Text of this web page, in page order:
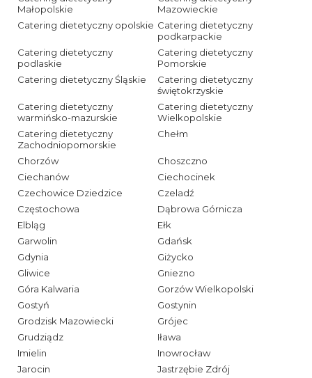
Małopolskie
Mazowieckie
Catering dietetyczny opolskie Catering dietetyczny
podkarpackie
Catering dietetyczny
podlaskie
Catering dietetyczny
Pomorskie
Catering dietetyczny Śląskie
Catering dietetyczny
świętokrzyskie
Catering dietetyczny
warmińsko-mazurskie
Catering dietetyczny
Wielkopolskie
Catering dietetyczny
Zachodniopomorskie
Chełm
Chorzów
Choszczno
Ciechanów
Ciechocinek
Czechowice Dziedzice
Czeladź
Częstochowa
Dąbrowa Górnicza
Elbląg
Ełk
Garwolin
Gdańsk
Gdynia
Giżycko
Gliwice
Gniezno
Góra Kalwaria
Gorzów Wielkopolski
Gostyń
Gostynin
Grodzisk Mazowiecki
Grójec
Grudziądz
Iława
Imielin
Inowrocław
Jarocin
Jastrzębie Zdrój